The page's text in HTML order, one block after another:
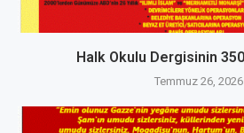
Halk Okulu Dergisinin
Temmuz 26, 2026